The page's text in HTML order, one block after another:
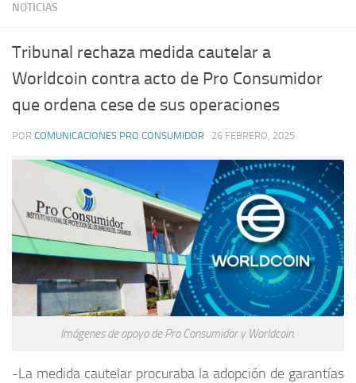
NOTICIAS
Tribunal rechaza medida cautelar a
Worldcoin contra acto de Pro Consumidor
que ordena cese de sus operaciones
POR COMUNICACIONES PRO CONSUMIDOR · 26 FEBRERO, 2025
Imágenes de apoyo de Pro Consumidor y Worldcoin.
-La medida cautelar procuraba la adopción de garantías